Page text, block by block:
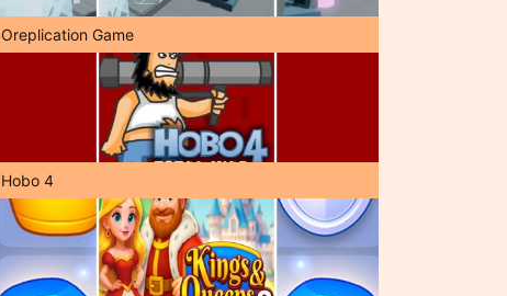
Oreplication Game
Hobo 4